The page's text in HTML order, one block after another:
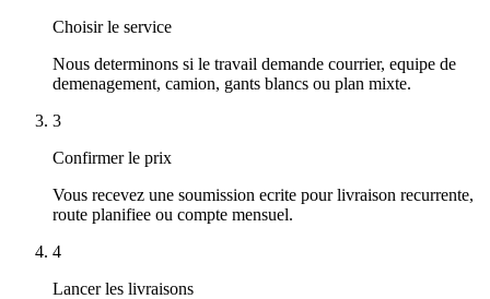
Choisir le service
Nous determinons si le travail demande courrier, equipe de
demenagement, camion, gants blancs ou plan mixte.
3
Confirmer le prix
Vous recevez une soumission ecrite pour livraison recurrente,
route planifiee ou compte mensuel.
4
Lancer les livraisons